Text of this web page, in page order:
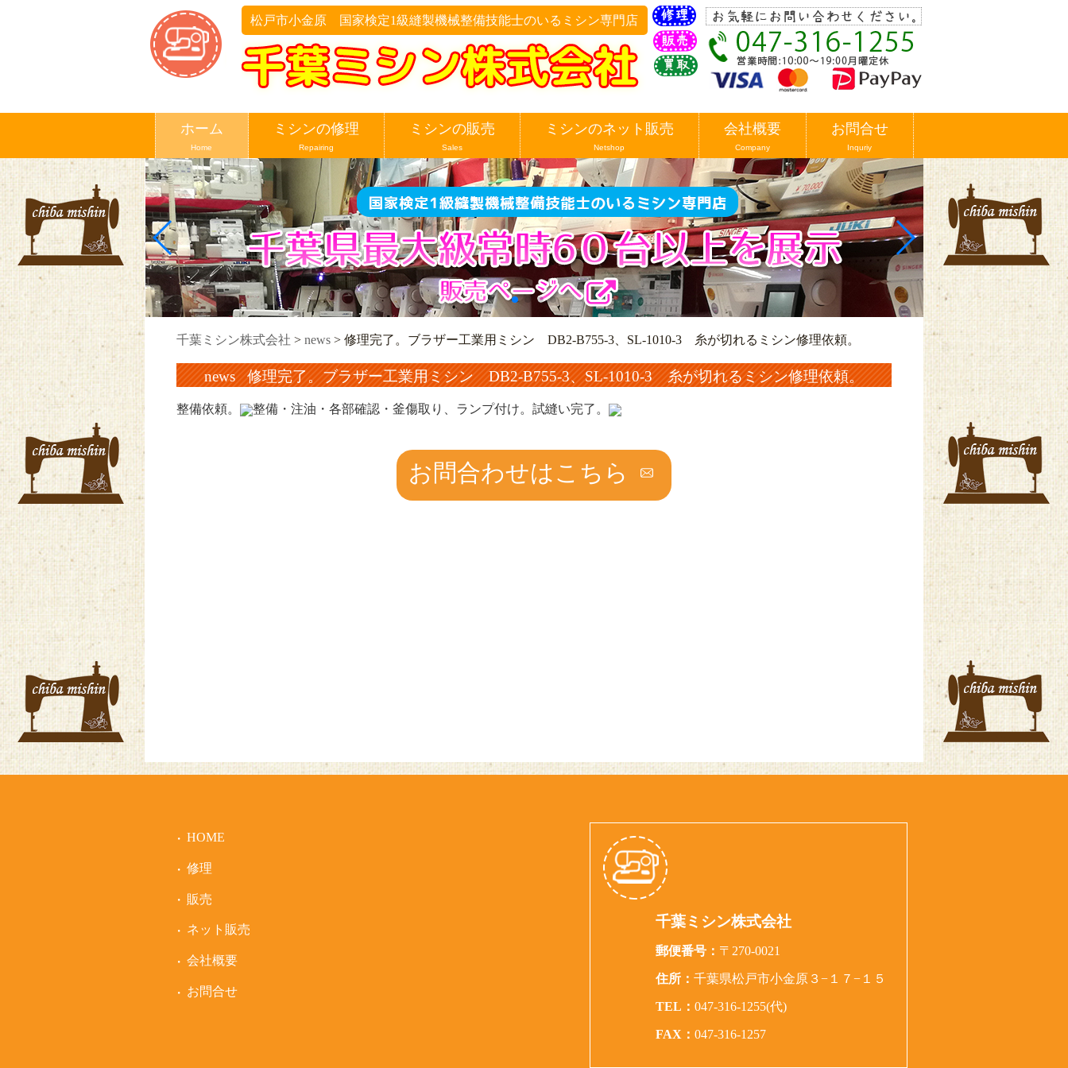
松戸市小金原 国家検定1級縫製機械整備技能士のいるミシン専門店
ホーム
Home
ミシンの修理
Repairing
ミシンの販売
Sales
ミシンのネット販売
Netshop
会社概要
Company
お問合せ
Inquriy
千葉ミシン株式会社 > news > 修理完了。ブラザー工業用ミシン DB2-B755-3、SL-1010-3 糸が切れるミシン修理依頼。
news 修理完了。ブラザー工業用ミシン DB2-B755-3、SL-1010-3 糸が切れるミシン修理依頼。
整備依頼。 整備・注油・各部確認・釜傷取り、ランプ付け。試縫い完了。
お問合わせはこちら
HOME
修理
販売
ネット販売
会社概要
お問合せ
千葉ミシン株式会社
郵便番号： 〒270-0021
住所： 千葉県松戸市小金原３−１７−１５
TEL： 047-316-1255(代)
FAX： 047-316-1257